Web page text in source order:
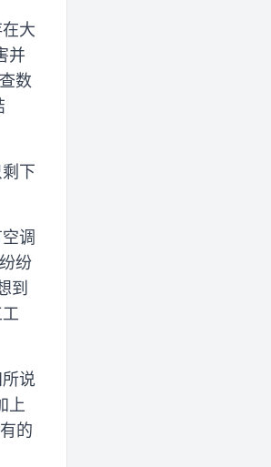
大
并
数
下
调
纷
到
说
上
的